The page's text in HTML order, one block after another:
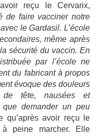
reçu le Cervarix,
de faire vacciner notre
le Gardasil. L’école
même après
sécurité du vaccin. En
par l’école ne
du fabricant à propos
évoque des douleurs
de tête, nausées et
que demander un peu
avoir reçu le
peine marcher. Elle